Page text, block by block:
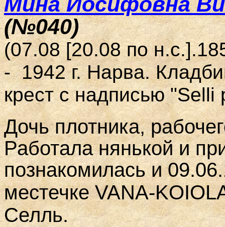
(№040)
(07.08[20.08по н.с.]
- 1942 г. Нарва.
крест с надписью"Selli
Дочь плотника,
Работала нянькой и
познакомилась и
местечке VANA-
Селль.